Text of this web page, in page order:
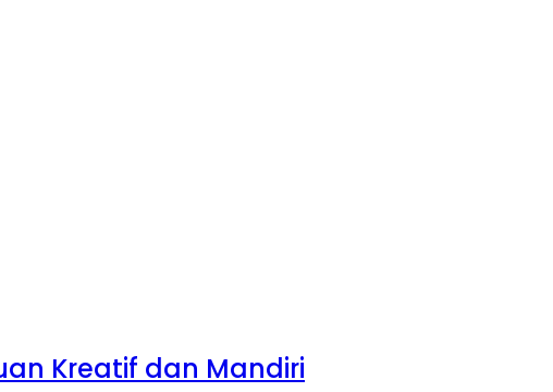
Kreatif dan Mandiri